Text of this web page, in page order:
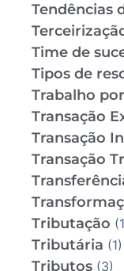
Tendências
Time de
Tipos de
Trabalho
Transação
Transação
Transação
Tributação
Tributária (1)
Tributos (3)